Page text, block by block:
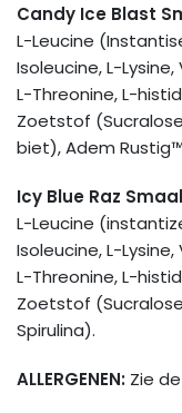
Candy Ice Blast
L-Leucine
Isoleucine, L-
L-Threonine, L-
Zoetstof
biet), Adem
Icy Blue Raz
L-Leucine
Isoleucine, L-
L-Threonine, L-
Zoetstof
Spirulina).
ALLERGENEN: Zie